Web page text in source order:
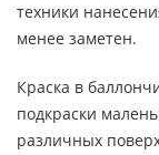
техники
менее заметен.
Краска в
подкраски
различных